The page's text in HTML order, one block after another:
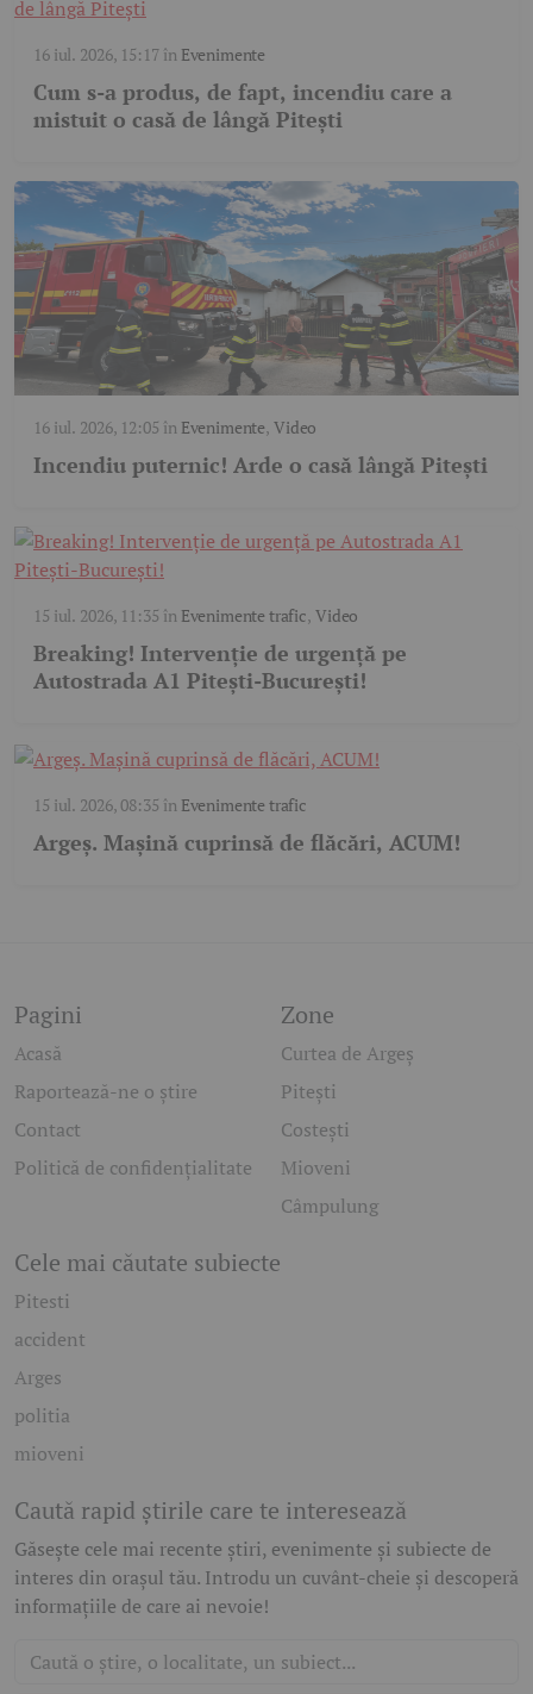
16 iul. 2026, 15:17în Evenimente
Cum s-a produs, de fapt, incendiu care a
mistuit o casă de lângă Pitești
16 iul. 2026, 12:05 în Evenimente,Video
Incendiu puternic! Arde o casă lângă Pitești
15 iul. 2026, 11:35 în Evenimente trafic, Video
Breaking! Intervenție de urgență pe
Autostrada A1 Pitești-București!
15 iul. 2026, 08:35 în Evenimente trafic
Argeș. Mașină cuprinsă de flăcări, ACUM!
Pagini
Acasă
Raportează-ne o știre
Contact
Politică de confidențialitate
Zone
Curtea de Argeș
Pitești
Costești
Mioveni
Câmpulung
Cele mai căutate subiecte
Pitesti
accident
Arges
politia
mioveni
Caută rapid știrile care te interesează
Găsește cele mai recente știri, evenimente și subiecte de
interes din orașul tău. Introdu un cuvânt-cheie și descoperă
informațiile de care ai nevoie!